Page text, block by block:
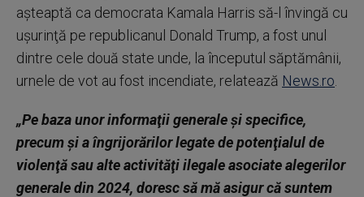
aşteaptă ca democrata Kamala Harris să-l învingă cu
uşurinţă pe republicanul Donald Trump, a fost unul
dintre cele două state unde, la începutul săptămânii,
urnele de vot au fost incendiate, relatează News.ro
„Pe baza unor informaţii generale şi specifice,
precum şi a îngrijorărilor legate de potenţialul de
violenţă sau alte activităţi ilegale asociate alegerilor
generale din 2024, doresc să mă asigur că suntem